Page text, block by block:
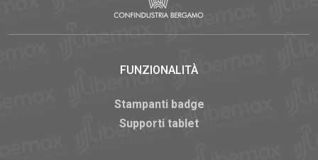
FUNZIONALITÀ
Stampanti badge
Supporti tablet